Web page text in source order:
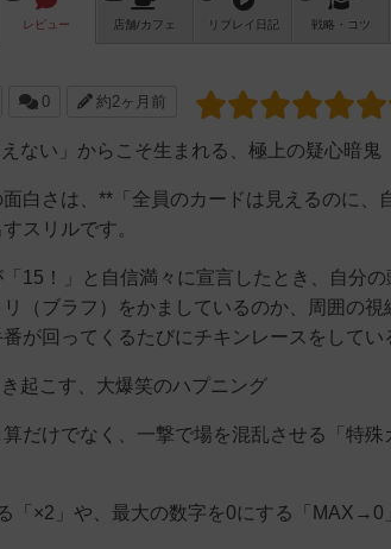
レビュー 店舗/カフェ リプレイ 日記 戦略 ・コツ
0 約2ヶ月前
ない」からこそ生まれる、極上の疑心暗鬼
白さは、**「全員のカードは見えるのに
スリルです。
15！」と自信満々に宣言したとき、自分
（ブラフ）をかましているのか、周囲の
が回ってくるたびにチキンレースをして
起こす、大爆笑のハプニング
だけでなく、一撃で場を混乱させる「特
「×2」や、最大の数字を0にする「